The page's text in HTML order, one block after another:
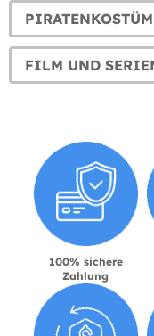
100% sichere
Zahlung